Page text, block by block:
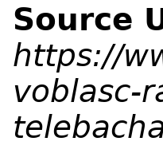
Source
https://
voblasc-